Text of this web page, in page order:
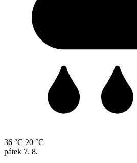
36 °C 20 °C
pátek 7. 8.